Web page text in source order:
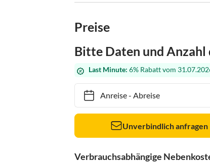
Preise
Bitte Daten und Anzahl
Last Minute: 6% Rabatt vom
Anreise- Abreise
Unverbindlich anfragen
Verbrauchsabhängige